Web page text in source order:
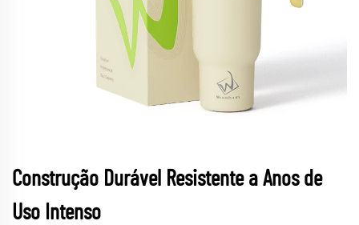
Construção Durável Resistente a Anos de
Uso Intenso